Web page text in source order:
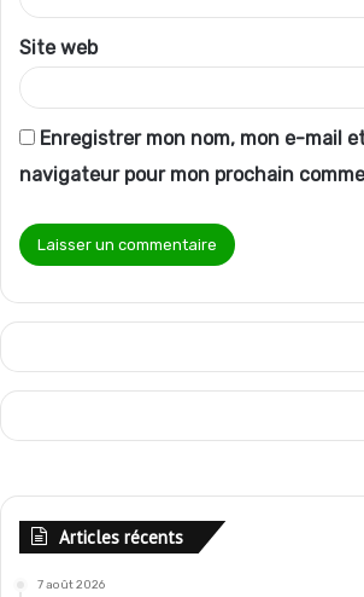
*
Site web
Enregistrer mon nom, mon e-mail
navigateur pour mon prochain
Articles récents
7 août 2026